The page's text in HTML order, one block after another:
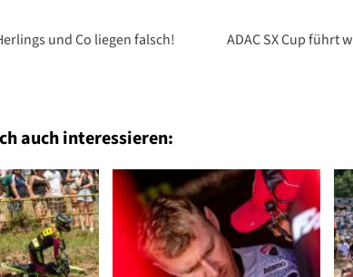
und Co liegen falsch!
ADAC SX Cup führt
auch interessieren: